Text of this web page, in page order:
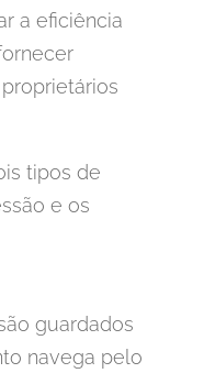
a eficiência
tipos de
e os
guardados
navega pelo